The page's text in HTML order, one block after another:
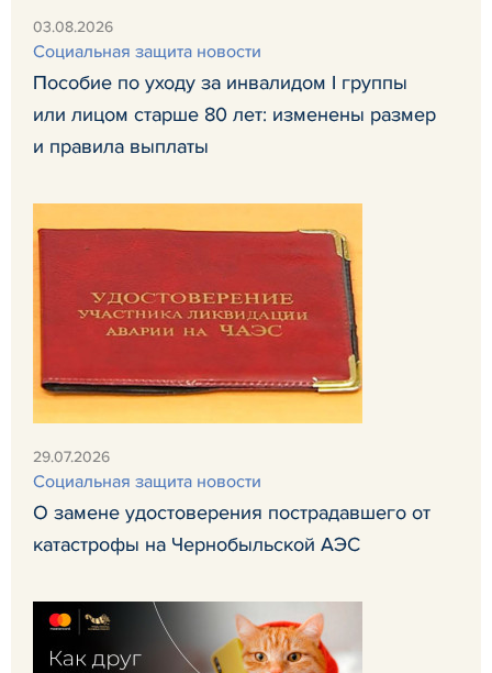
03.08.2026
Социальная защита новости
Пособие по уходу за инвалидом I группы
или лицом старше 80 лет: изменены размер
и правила выплаты
29.07.2026
Социальная защита новости
О замене удостоверения пострадавшего от
катастрофы на Чернобыльской АЭС